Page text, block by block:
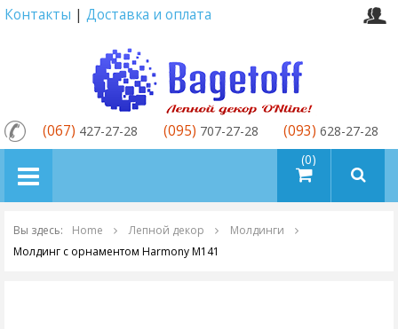
Контакты | Доставка и оплата
товаров (0)
(067) 427-27-28 (095) 707-27-28 (093) 628-27-28
Вы здесь: Home Лепной декор
Молдинги
Молдинг с орнаментом Harmony M141